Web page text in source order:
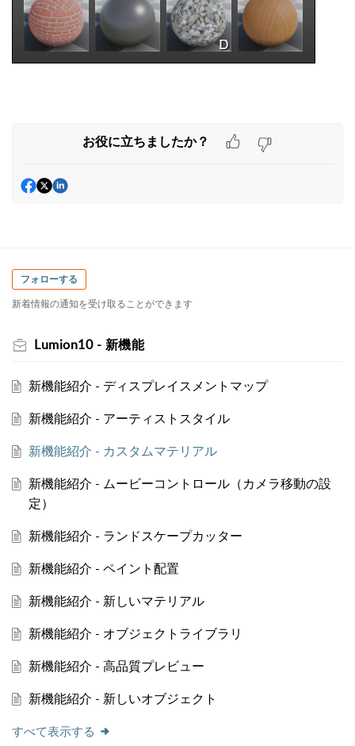
お役に立ちましたか？
フォローする
新着情報の通知を受け取ることができます
Lumion10 - 新機能
新機能紹介 - ディスプレイスメントマップ
新機能紹介 - アーティストスタイル
新機能紹介 - カスタムマテリアル
新機能紹介 - ムービーコントロール（カメラ移動の設
定）
新機能紹介 - ランドスケープカッター
新機能紹介 - ペイント配置
新機能紹介 - 新しいマテリアル
新機能紹介 - オブジェクトライブラリ
新機能紹介 - 高品質プレビュー
新機能紹介 - 新しいオブジェクト
すべて表示する